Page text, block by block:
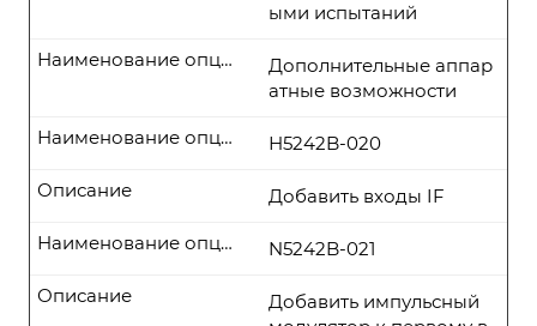
ыми испытаний
Дополнительные аппар
атные возможности
Наименование опции
Н5242B-020
Наименование опции
Добавить входы IF
Описание
N5242B-021
Наименование опции
Добавить импульсный
Описание